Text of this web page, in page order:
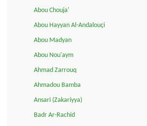
Abou Chouja'
Abou Hayyan Al-Andalouçi
Abou Madyan
Abou Nou'aym
Ahmad Zarrouq
Ahmadou Bamba
Ansari (Zakariyya)
Badr Ar-Rachid